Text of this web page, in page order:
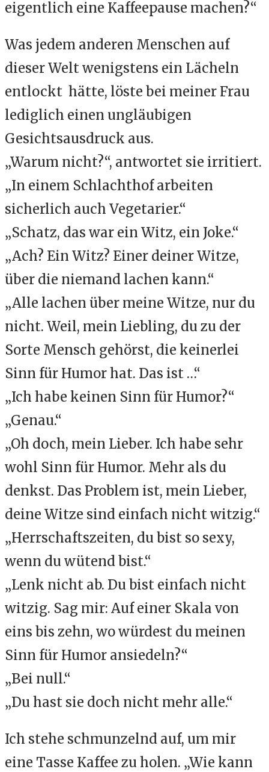
eigentlich eine Kaffeepause machen?“
Was jedem anderen Menschen auf
dieser Welt wenigstens ein Lächeln
entlockt hätte, löste bei meiner Frau
lediglich einen ungläubigen
Gesichtsausdruck aus.
„Warum nicht?“, antwortet sie irritiert.
„In einem Schlachthof arbeiten
sicherlich auch Vegetarier.“
„Schatz, das war ein Witz, ein Joke.“
„Ach? Ein Witz? Einer deiner Witze,
über die niemand lachen kann.“
„Alle lachen über meine Witze, nur du
nicht. Weil, mein Liebling, du zu der
Sorte Mensch gehörst, die keinerlei
Sinn für Humor hat. Das ist …“
„Ich habe keinen Sinn für Humor?“
„Genau.“
„Oh doch, mein Lieber. Ich habe sehr
wohl Sinn für Humor. Mehr als du
denkst. Das Problem ist, mein Lieber,
deine Witze sind einfach nicht witzig.“
„Herrschaftszeiten, du bist so sexy,
wenn du wütend bist.“
„Lenk nicht ab. Du bist einfach nicht
witzig. Sag mir: Auf einer Skala von
eins bis zehn, wo würdest du meinen
Sinn für Humor ansiedeln?“
„Bei null.“
„Du hast sie doch nicht mehr alle.“
Ich stehe schmunzelnd auf, um mir
eine Tasse Kaffee zu holen. „Wie kann